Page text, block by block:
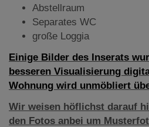
Abstellraum
Separates WC
große Loggia
Einige Bilder des Inserats
besseren Visualisierung
Wohnung wird unmöbliert
Wir weisen höflichst darauf
den Fotos anbei um